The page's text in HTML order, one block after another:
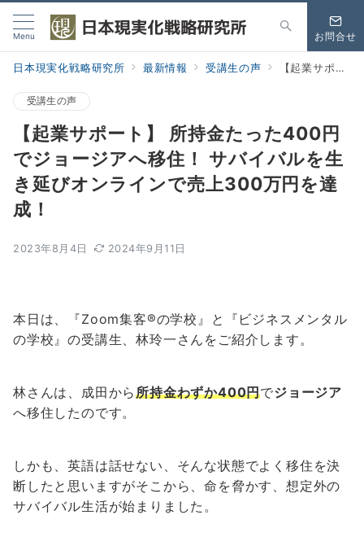
Menu お問合せ
日本現実化戦略研究所 最新情報 受講生の声 【起業サポート】 所持金たった400円でジョージアへ移住！ サバイバルを生き延びオンラインで売上300万円を達成！
受講生の声
【起業サポート】 所持金たった400円
でジョージアへ移住！ サバイバルを生
き延びオンラインで売上300万円を達
成！
2023年8月4日 2024年9月11日
本日は、『Zoom集客®の学校』と『ビジネスメンタル
の学校』の受講生、林玲一さんをご紹介します。
林さんは、成田から所持金わずか400円でジョージア
へ移住したのです。
しかも、英語は話せない、そんな状態でよく移住を決
断したと思いますがそこから、命を脅かす、想定外の
サバイバル生活が始まりました。